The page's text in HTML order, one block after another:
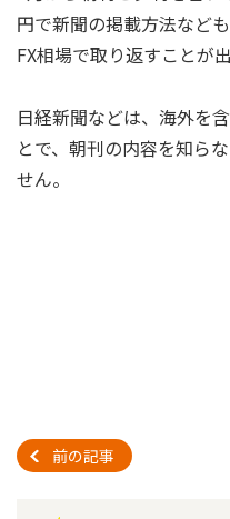
円で新聞の掲載方法など
FX相場で取り返すことが
日経新聞などは、海外を
とで、朝刊の内容を知ら
せん。
前の記事